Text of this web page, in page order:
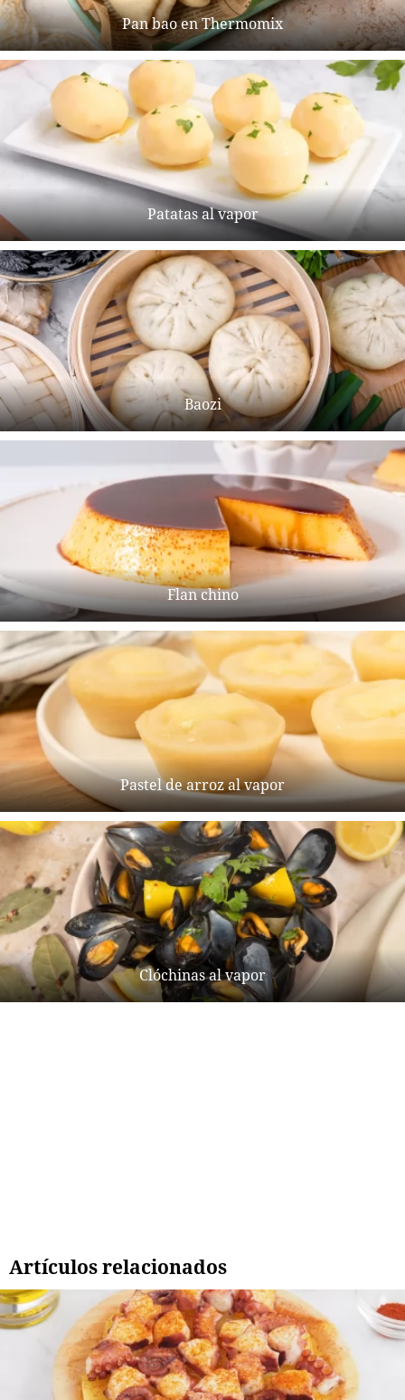
Pan bao en Thermomix
Patatas al vapor
Baozi
Flan chino
Pastel de arroz al vapor
Clóchinas al vapor
Artículos relacionados